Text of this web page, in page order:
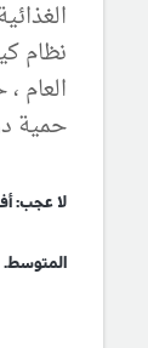
نظام
العام
حمية
لا عجب:
المتوسط.